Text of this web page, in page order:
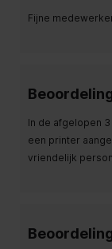
Fijne
In de afgelopen
een printer
vriendelijk